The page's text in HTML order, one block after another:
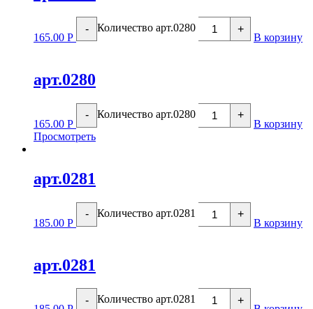
165.00 Р
- Количество арт.0280 +
В корзину
арт.0280
165.00 Р
- Количество арт.0280 +
В корзину
Просмотреть
арт.0281
185.00 Р
- Количество арт.0281 +
В корзину
арт.0281
- Количество арт.0281 +